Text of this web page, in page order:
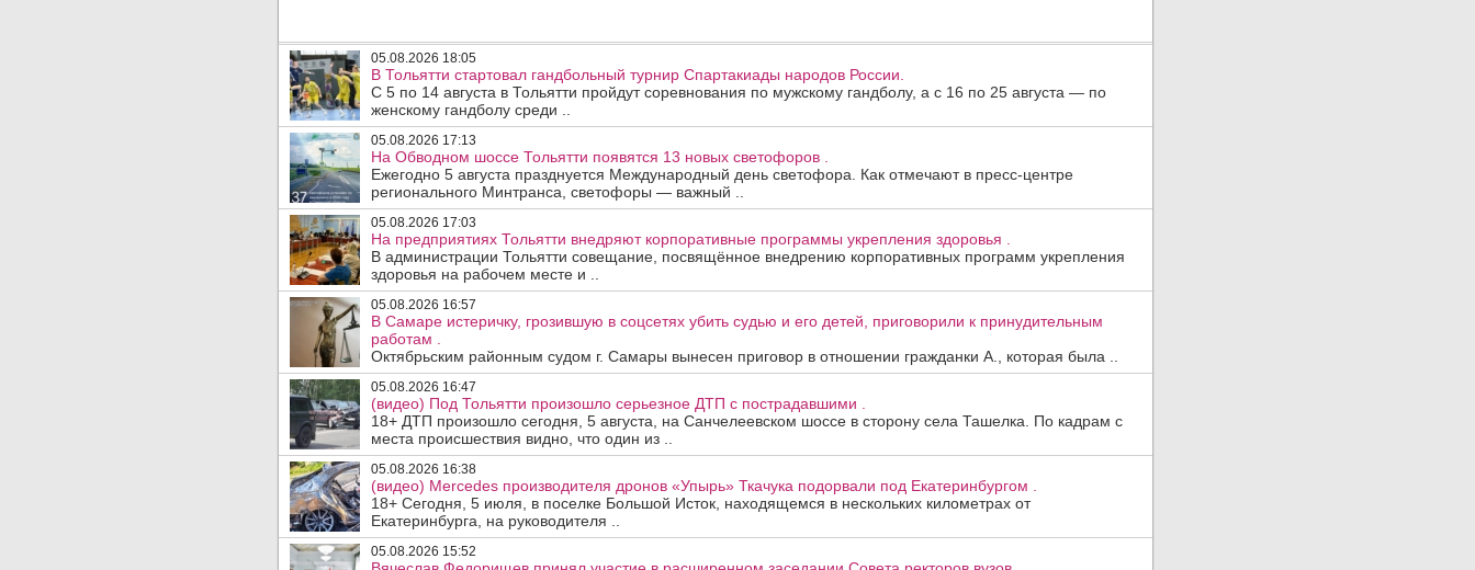
05.08.2026 18:05
В Тольятти стартовал гандбольный турнир Спартакиады народов России.
С 5 по 14 августа в Тольятти пройдут соревнования по мужскому гандболу, а с 16 по 25 августа — по
женскому гандболу среди ..
05.08.2026 17:13
На Обводном шоссе Тольятти появятся 13 новых светофоров .
Ежегодно 5 августа празднуется Международный день светофора. Как отмечают в пресс-центре
регионального Минтранса, светофоры — важный ..
05.08.2026 17:03
На предприятиях Тольятти внедряют корпоративные программы укрепления здоровья .
В администрации Тольятти совещание, посвящённое внедрению корпоративных программ укрепления
здоровья на рабочем месте и ..
05.08.2026 16:57
В Самаре истеричку, грозившую в соцсетях убить судью и его детей, приговорили к принудительным
работам .
Октябрьским районным судом г. Самары вынесен приговор в отношении гражданки А., которая была ..
05.08.2026 16:47
(видео) Под Тольятти произошло серьезное ДТП с пострадавшими .
18+ ДТП произошло сегодня, 5 августа, на Санчелеевском шоссе в сторону села Ташелка. По кадрам с
места происшествия видно, что один из ..
05.08.2026 16:38
(видео) Mercedes производителя дронов «Упырь» Ткачука подорвали под Екатеринбургом .
18+ Сегодня, 5 июля, в поселке Большой Исток, находящемся в нескольких километрах от
Екатеринбурга, на руководителя ..
05.08.2026 15:52